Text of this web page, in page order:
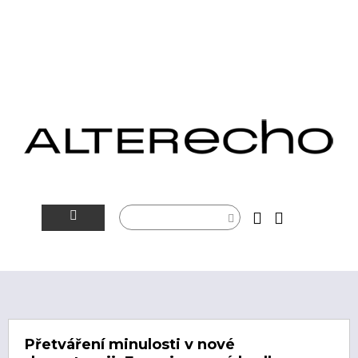
VIDEOTIP
ALTERSFÉRA
ARTEIN
ROZHOVORY
Přetváření minulosti v nové